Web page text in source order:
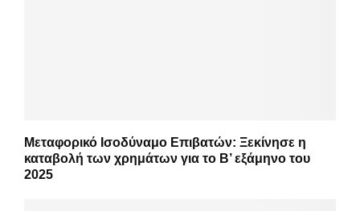
Μεταφορικό Ισοδύναμο Επιβατών: Ξεκίνησε η
καταβολή των χρημάτων για το Β’ εξάμηνο του
2025